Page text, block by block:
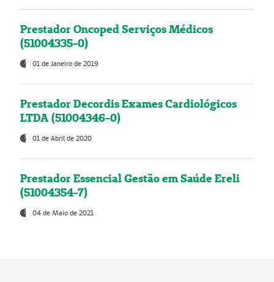
Prestador Oncoped Serviços Médicos
(51004335-0)
01 de Janeiro de 2019
Prestador Decordis Exames Cardiológicos
LTDA (51004346-0)
01 de Abril de 2020
Prestador Essencial Gestão em Saúde Ereli
(51004354-7)
04 de Maio de 2021